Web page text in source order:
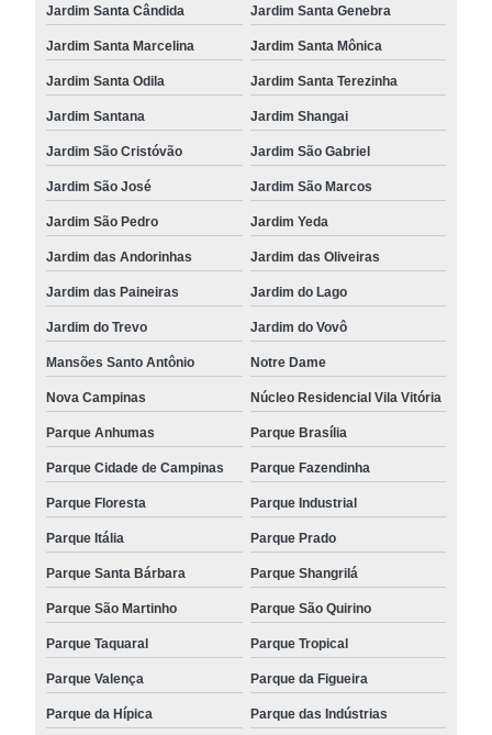
Jardim Santa Cândida Jardim Santa Genebra
Jardim Santa Marcelina Jardim Santa Mônica
Jardim Santa Odila Jardim Santa Terezinha
Jardim Santana Jardim Shangai
Jardim São Cristóvão Jardim São Gabriel
Jardim São José Jardim São Marcos
Jardim São Pedro Jardim Yeda
Jardim das Andorinhas Jardim das Oliveiras
Jardim das Paineiras Jardim do Lago
Jardim do Trevo Jardim do Vovô
Mansões Santo Antônio Notre Dame
Nova Campinas Núcleo Residencial Vila Vitória
Parque Anhumas Parque Brasília
Parque Cidade de Campinas Parque Fazendinha
Parque Floresta Parque Industrial
Parque Itália Parque Prado
Parque Santa Bárbara Parque Shangrilá
Parque São Martinho Parque São Quirino
Parque Taquaral Parque Tropical
Parque Valença Parque da Figueira
Parque da Hípica Parque das Indústrias